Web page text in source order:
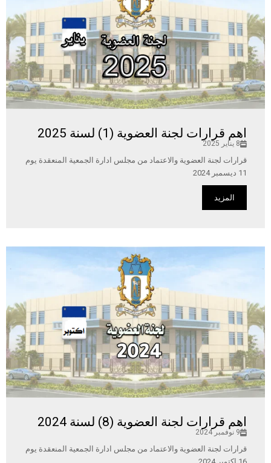
اهم قرارات لجنة العضوية (1) لسنة 2025
8 يناير 2025
قرارات لجنة العضوية والاعتماد من مجلس ادارة الجمعية المنعقدة يوم
11 ديسمبر 2024
المزيد
اهم قرارات لجنة العضوية (8) لسنة 2024
9 نوفمبر 2024
قرارات لجنة العضوية والاعتماد من مجلس ادارة الجمعية المنعقدة يوم